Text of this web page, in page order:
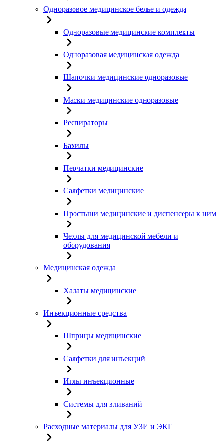
Одноразовое медицинское белье и одежда
Одноразовые медицинские комплекты
Одноразовая медицинская одежда
Шапочки медицинские одноразовые
Маски медицинские одноразовые
Респираторы
Бахилы
Перчатки медицинские
Салфетки медицинские
Простыни медицинские и диспенсеры к ним
Чехлы для медицинской мебели и
оборудования
Медицинская одежда
Халаты медицинские
Инъекционные средства
Шприцы медицинские
Салфетки для инъекций
Иглы инъекционные
Системы для вливаний
Расходные материалы для УЗИ и ЭКГ